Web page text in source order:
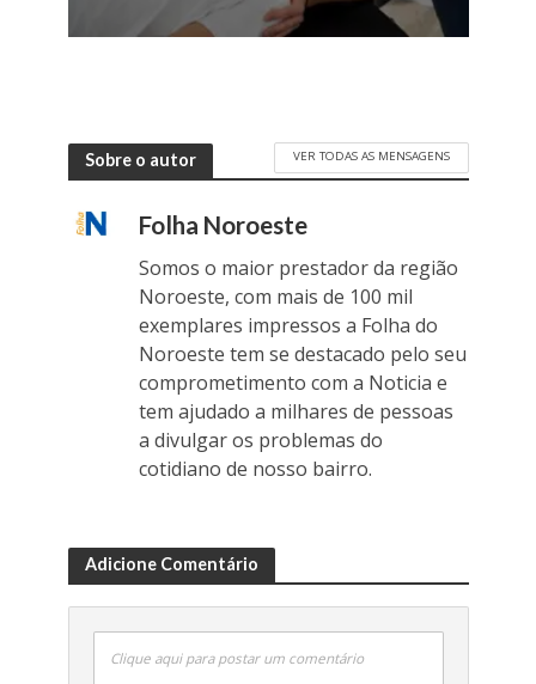
Sobre o autor VER TODAS AS MENSAGENS
Folha Noroeste
Somos o maior prestador da região
Noroeste, com mais de 100 mil
exemplares impressos a Folha do
Noroeste tem se destacado pelo seu
comprometimento com a Noticia e
tem ajudado a milhares de pessoas
a divulgar os problemas do
cotidiano de nosso bairro.
Adicione Comentário
Clique aqui para postar um comentário